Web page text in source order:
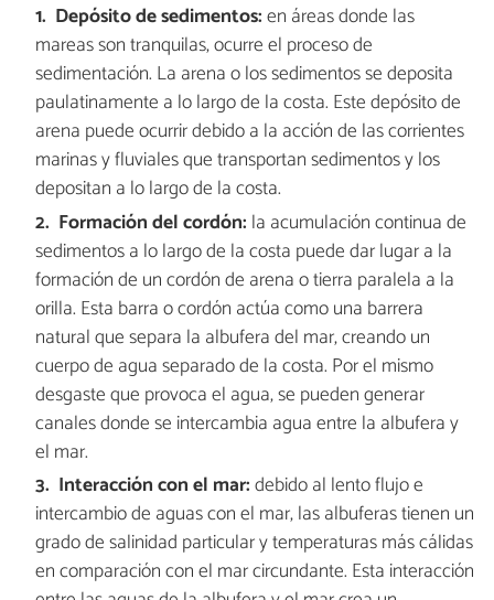
Depósito de sedimentos:en áreas donde las
mareas son tranquilas, ocurre el proceso de
sedimentación. La arena o los sedimentos se deposita
paulatinamente a lo largo de la costa. Este depósito de
arena puede ocurrir debido a la acción de las corrientes
marinas y fluviales que transportan sedimentos y los
depositan a lo largo de la costa.
Formación del cordón: la acumulación continua de
sedimentos a lo largo de la costa puede dar lugar a la
formación de un cordón de arena o tierra paralela a la
orilla. Esta barra o cordón actúa como una barrera
natural que separa la albufera del mar, creando un
cuerpo de agua separado de la costa. Por el mismo
desgaste que provoca el agua, se pueden generar
canales donde se intercambia agua entre la albufera y
el mar.
Interacción con el mar:debido al lento flujo e
intercambio de aguas con el mar, las albuferas tienen un
grado de salinidad particular y temperaturas más cálidas
en comparación con el mar circundante. Esta interacción